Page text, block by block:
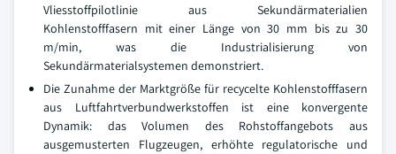
Vliesstoffpilotlinie aus Sekundärmaterialien
Kohlenstofffasern mit einer Länge von 30 mm bis zu 30
m/min, was die Industrialisierung von
Sekundärmaterialsystemen demonstriert.
Die Zunahme der Marktgröße für recycelte Kohlenstofffasern
aus Luftfahrtverbundwerkstoffen ist eine konvergente
Dynamik: das Volumen des Rohstoffangebots aus
ausgemusterten Flugzeugen, erhöhte regulatorische und